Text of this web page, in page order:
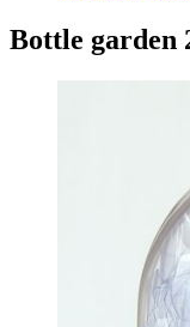
Bottle garden